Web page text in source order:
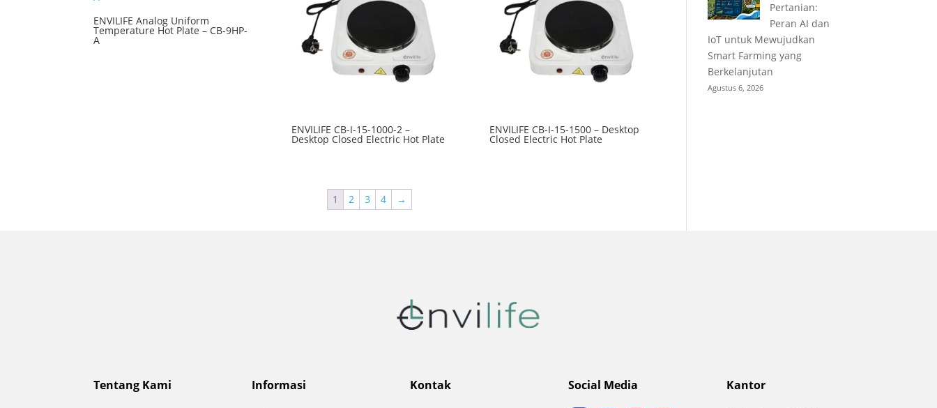
ENVILIFE Analog Uniform
Temperature Hot Plate – CB-9HP-
A
ENVILIFE CB-I-15-1000-2 –
Desktop Closed Electric Hot Plate
ENVILIFE CB-I-15-1500 – Desktop
Closed Electric Hot Plate
1 2 3 4 →
Pertanian:
Peran AI dan
IoT untuk Mewujudkan
Smart Farming yang
Berkelanjutan
Agustus 6, 2026
Tentang Kami Informasi Kontak Social Media Kantor